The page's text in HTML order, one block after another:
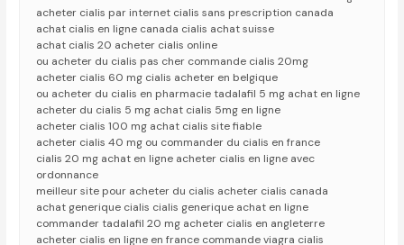
acheter cialis par internet cialis sans prescription canada
achat cialis en ligne canada cialis achat suisse
achat cialis 20 acheter cialis online
ou acheter du cialis pas cher commande cialis 20mg
acheter cialis 60 mg cialis acheter en belgique
ou acheter du cialis en pharmacie tadalafil 5 mg achat en ligne
acheter du cialis 5 mg achat cialis 5mg en ligne
acheter cialis 100 mg achat cialis site fiable
acheter cialis 40 mg ou commander du cialis en france
cialis 20 mg achat en ligne acheter cialis en ligne avec
ordonnance
meilleur site pour acheter du cialis acheter cialis canada
achat generique cialis cialis generique achat en ligne
commander tadalafil 20 mg acheter cialis en angleterre
acheter cialis en ligne en france commande viagra cialis